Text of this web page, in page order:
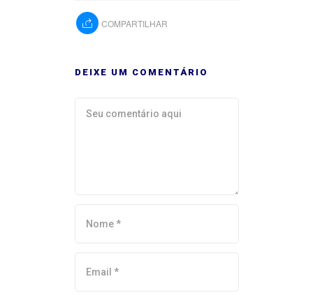
COMPARTILHAR
DEIXE UM COMENTÁRIO